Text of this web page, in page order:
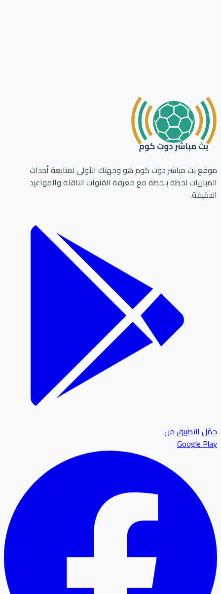
بث مباشر دوت كوم هو وجهتك الأولى لمتابعة أحداث
لحظة بلحظة مع معرفة القنوات الناقلة والمواعيد
التطبيق من
Google